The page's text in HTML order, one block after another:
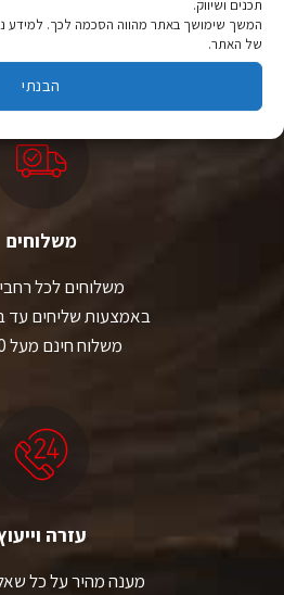
תכנים ושיווק.
המשך שימושך באתר מהווה הסכמה לכך. למידע
של האתר.
הבנתי
יבוא ישיר לצד מותגים מובילים
משלוחים
משלוחים לכל
באמצעות שליחים עד
משלוח חינם מעל 400 ₪
עזרה
מענה מהיר על כל